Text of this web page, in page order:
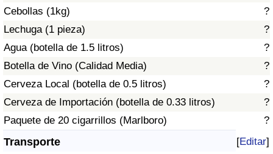
Cebollas (1kg)
?
Lechuga (1 pieza)
?
Agua (botella de 1.5 litros)
?
Botella de Vino (Calidad Media)
?
Cerveza Local (botella de 0.5 litros)
?
Cerveza de Importación (botella de 0.33 litros)
?
Paquete de 20 cigarrillos (Marlboro)
?
Transporte [Editar]
Índice de Contaminación por País
Tráfico
Índice de Tráfico
Índice de Tráfico (Actual)
Índice de Tráfico por País